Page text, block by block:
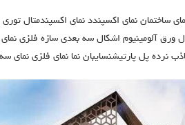
ساختمان نمای اکسپندد نمای اکسپندمتال
ورق آلومینیوم اشکال سه بعدی سازه فلزی
نرده پل پارتیشنسایبان نما نمای فلزی نمای